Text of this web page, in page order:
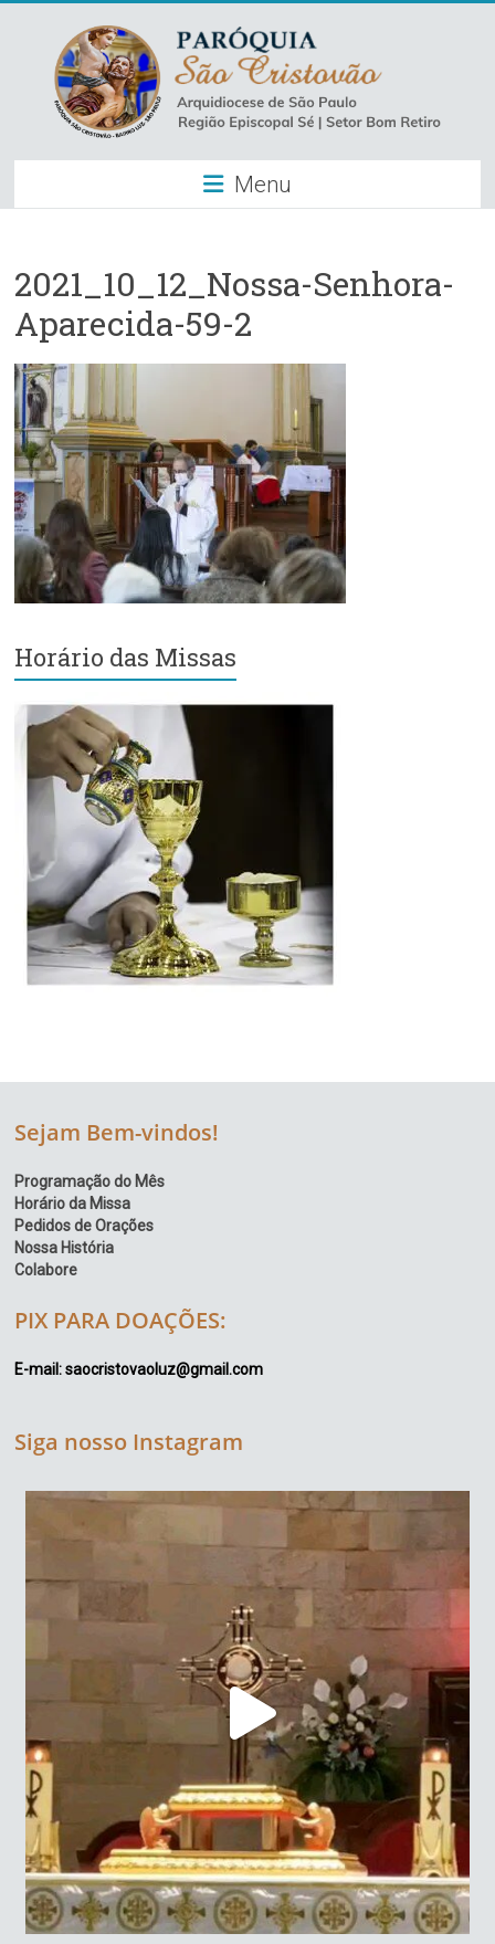
content
Paróquia
São
–
Luz
Arquidiocese
de
São
Paulo
–
Região
Episcopal
Sé
–
Setor
Retiro
Menu
2021_10_12_Nossa-Senhora-
Aparecida-59-2
Horário das Missas
Sejam Bem-vindos!
Programação do Mês
Horário da Missa
Pedidos de Orações
Nossa História
Colabore
PIX PARA DOAÇÕES:
E-mail: saocristovaoluz@gmail.com
Siga nosso Instagram